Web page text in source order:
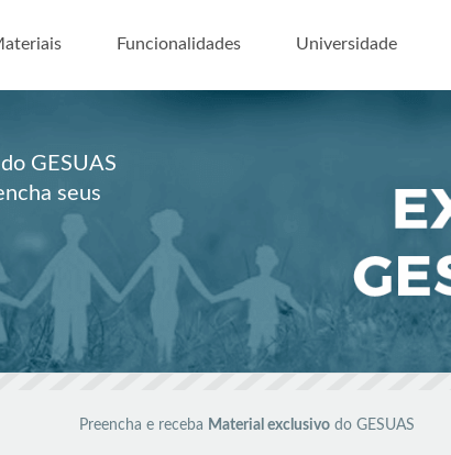
para o conteúdo
Funcionalidades Universidade
GESUAS
seus
Preencha e receba Material exclusivodo GESUAS